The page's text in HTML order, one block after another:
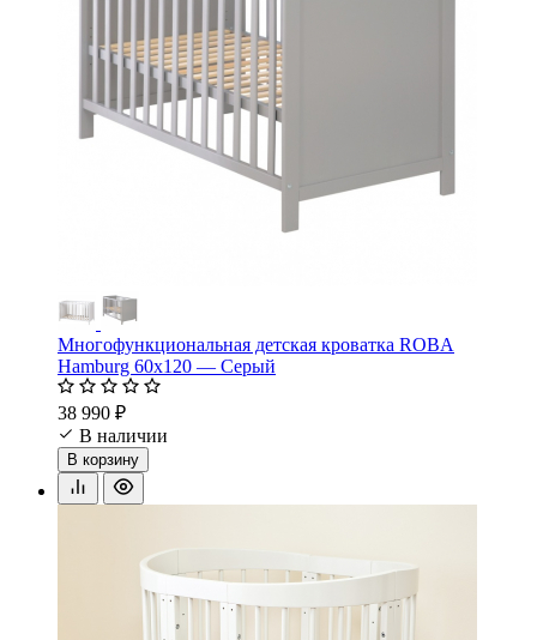
Многофункциональная детская кроватка ROBA
Hamburg 60х120 — Серый
38 990 ₽
В наличии
В корзину